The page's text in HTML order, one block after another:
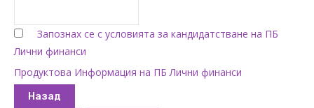
Запознах се с условията за кандидатстване на ПБ
Лични финанси
Продуктова Информация на ПБ Лични финанси
Назад